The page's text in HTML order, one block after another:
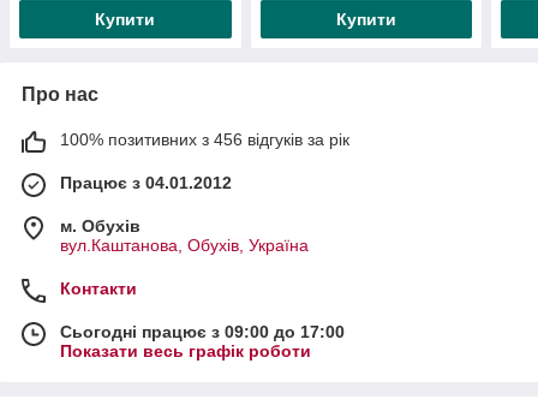
Купити Купити
Про нас
100% позитивних з 456 відгуків за рік
Працює з 04.01.2012
м. Обухів
вул.Каштанова, Обухів, Україна
Контакти
Сьогодні працює з 09:00 до 17:00
Показати весь графік роботи